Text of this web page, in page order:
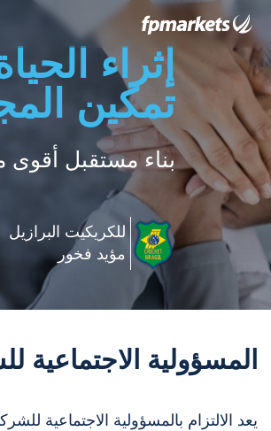
إثراء
تمكين
بناء مستقبل أقوى
للكريكيت البرازيل
مؤيد فخور
المسؤولية الاجتماعية
يعد الالتزام بالمسؤولية الاجتماعية